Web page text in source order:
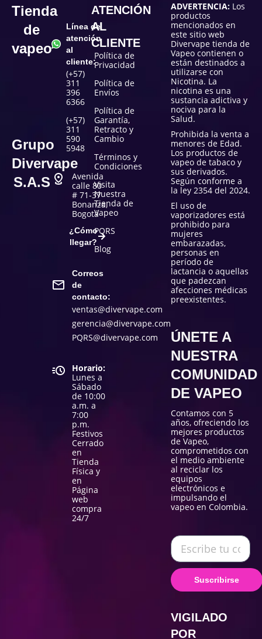
Tienda
de
vapeo
Grupo
Divervape
S.A.S
Línea de
atención
al
cliente:
(+57)
311
396
6366
(+57)
311
590
5948
Avenida
calle 80
# 71-37
Bonanza,
Bogotá
¿Cómo
llegar?
Correos
de
contacto:
ventas@divervape.com
gerencia@divervape.com
PQRS@divervape.com
Horario:
Lunes a
Sábado
de 10:00
a.m. a
7:00
p.m.
Festivos
Cerrado
en
Tienda
Física y
en
Página
web
compra
24/7
ATENCIÓN
AL
CLIENTE
Política de
Privacidad
Política de
Envíos
Política de
Garantía,
Retracto y
Cambio
Términos y
Condiciones
Visita
Nuestra
Tienda de
Vapeo
PQRS
Blog
ADVERTENCIA: Los
productos
mencionados en
este sitio web
Divervape tienda de
Vapeo contienen o
están destinados a
utilizarse con
Nicotina. La
nicotina es una
sustancia adictiva y
nociva para la
Salud.
Prohibida la venta a
menores de Edad.
Los productos de
vapeo de tabaco y
sus derivados.
Según conforme a
la ley 2354 del 2024.
El uso de
vaporizadores está
prohibido para
mujeres
embarazadas,
personas en
período de
lactancia o aquellas
que padezcan
afecciones médicas
preexistentes.
ÚNETE A
NUESTRA
COMUNIDAD
DE VAPEO
Contamos con 5
años, ofreciendo los
mejores productos
de Vapeo,
comprometidos con
el medio ambiente
al reciclar los
equipos
electrónicos e
impulsando el
vapeo en Colombia.
Suscribirse
VIGILADO
POR